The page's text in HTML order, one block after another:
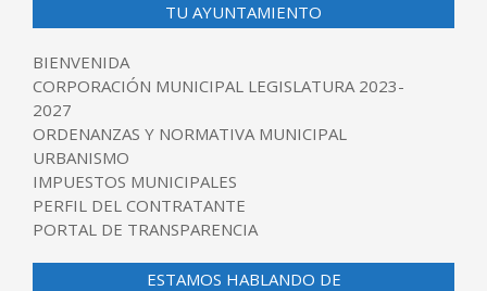
TU AYUNTAMIENTO
BIENVENIDA
CORPORACIÓN MUNICIPAL LEGISLATURA 2023-
2027
ORDENANZAS Y NORMATIVA MUNICIPAL
URBANISMO
IMPUESTOS MUNICIPALES
PERFIL DEL CONTRATANTE
PORTAL DE TRANSPARENCIA
ESTAMOS HABLANDO DE